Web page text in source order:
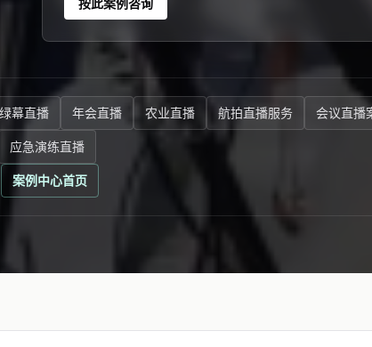
绿幕直播 年会直播 农业直播 航拍直播服务 会议直播
应急演练直播
案例中心首页